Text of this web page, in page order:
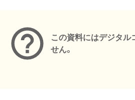
この資料にはデジタル
せん。